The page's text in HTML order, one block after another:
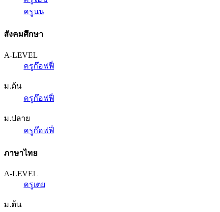
ครูนน
สังคมศึกษา
A-LEVEL
ครูก๊อฟฟี่
ม.ต้น
ครูก๊อฟฟี่
ม.ปลาย
ครูก๊อฟฟี่
ภาษาไทย
A-LEVEL
ครูเตย
ม.ต้น